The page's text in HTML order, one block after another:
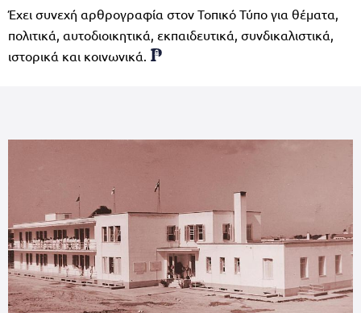
Έχει συνεχή αρθρογραφία στον Τοπικό Τύπο για θέματα,
πολιτικά, αυτοδιοικητικά, εκπαιδευτικά, συνδικαλιστικά,
ιστορικά και κοινωνικά.